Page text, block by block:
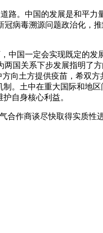
路。中国的发展是和平力
病毒溯源问题政治化，
中国一定会实现既定的发
国关系下步发展指明了方
向土方提供疫苗，希双
。土中在重大国际和地
自身核心利益。
合作商谈尽快取得实质性